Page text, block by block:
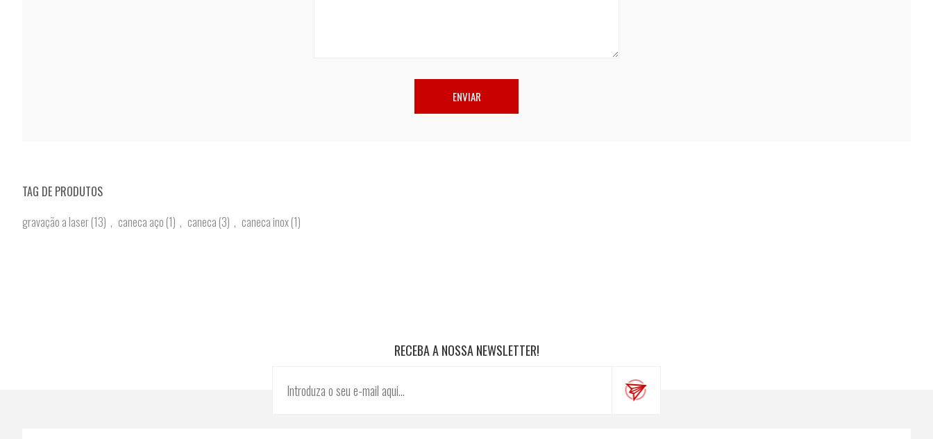
TAG DE PRODUTOS
gravação a laser(13) , caneca aço (1) , caneca (3) , caneca inox(1)
RECEBA A NOSSA NEWSLETTER!